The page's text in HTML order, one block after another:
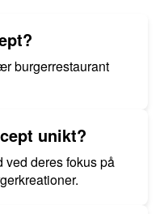
burgerrestaurant
unikt?
ved deres fokus på